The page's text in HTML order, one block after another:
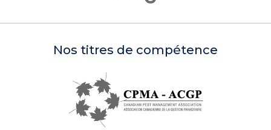
Nos titres de compétence